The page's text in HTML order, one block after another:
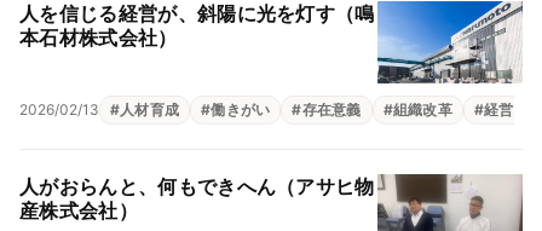
人を信じる経営が、斜陽に光を灯す（鳴
本石材株式会社）
2026/02/13 #人材育成 #働きがい #存在意義 #組織改革 #経営理
人がおらんと、何もできへん（アサヒ物
産株式会社）